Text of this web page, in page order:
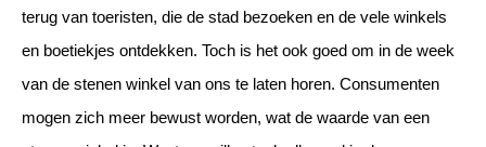
terug van toeristen, die de stad bezoeken en de vele winkels
en boetiekjes ontdekken. Toch is het ook goed om in de week
van de stenen winkel van ons te laten horen. Consumenten
mogen zich meer bewust worden, wat de waarde van een